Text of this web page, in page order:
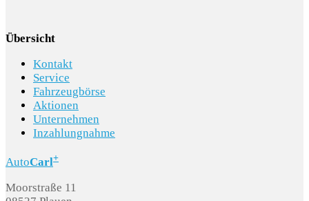
Übersicht
Kontakt
Service
Fahrzeugbörse
Aktionen
Unternehmen
Inzahlungnahme
AutoCarl+
Moorstraße 11